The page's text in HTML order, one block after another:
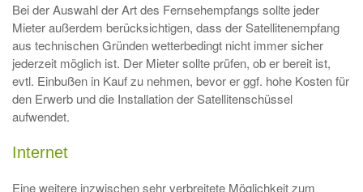
Bei der Auswahl der Art des Fernsehempfangs sollte jeder
Mieter außerdem berücksichtigen, dass der Satellitenempfang
aus technischen Gründen wetterbedingt nicht immer sicher
jederzeit möglich ist. Der Mieter sollte prüfen, ob er bereit ist,
evtl. Einbußen in Kauf zu nehmen, bevor er ggf. hohe Kosten für
den Erwerb und die Installation der Satellitenschüssel
aufwendet.
Internet
Eine weitere inzwischen sehr verbreitete Möglichkeit zum